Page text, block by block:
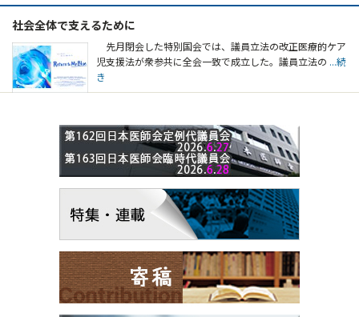
社会全体で支えるために
先月閉会した特別国会では、議員立法の改正医療的ケア
児支援法が衆参共に全会一致で成立した。議員立法の ...続
き